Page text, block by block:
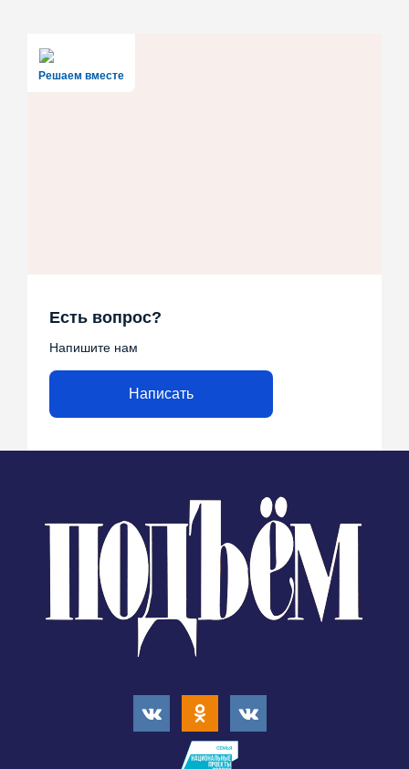
Решаем вместе
Есть вопрос?
Напишите нам
Написать